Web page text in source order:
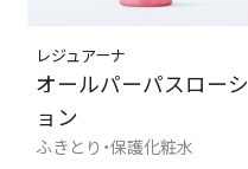
レジュアーナ
オールパーパスローシ
ョン
ふきとり・保護化粧水